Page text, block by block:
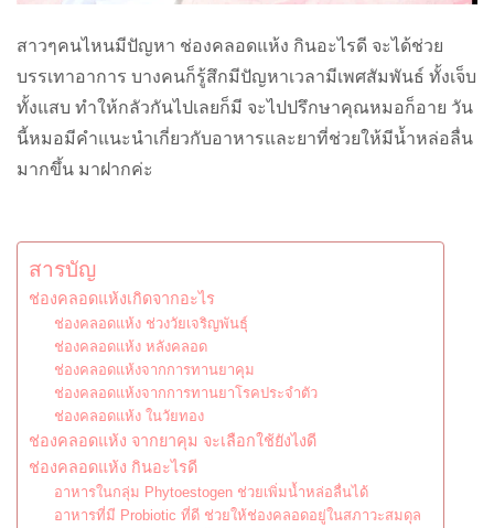
สาวๆคนไหนมีปัญหา ช่องคลอดแห้ง กินอะไรดี จะได้ช่วย
บรรเทาอาการ บางคนก็รู้สึกมีปัญหาเวลามีเพศสัมพันธ์ ทั้งเจ็บ
ทั้งแสบ ทำให้กลัวกันไปเลยก็มี จะไปปรึกษาคุณหมอก็อาย วัน
นี้หมอมีคำแนะนำเกี่ยวกับอาหารและยาที่ช่วยให้มีน้ำหล่อลื่น
มากขึ้น มาฝากค่ะ
สารบัญ
ช่องคลอดแห้งเกิดจากอะไร
ช่องคลอดแห้ง ช่วงวัยเจริญพันธ์ุ
ช่องคลอดแห้ง หลังคลอด
ช่องคลอดแห้งจากการทานยาคุม
ช่องคลอดแห้งจากการทานยาโรคประจำตัว
ช่องคลอดแห้ง ในวัยทอง
ช่องคลอดแห้ง จากยาคุม จะเลือกใช้ยังไงดี
ช่องคลอดแห้ง กินอะไรดี
อาหารในกลุ่ม Phytoestogen ช่วยเพิ่มน้ำหล่อลื่นได้
อาหารที่มี Probiotic ที่ดี ช่วยให้ช่องคลอดอยู่ในสภาวะสมดุล